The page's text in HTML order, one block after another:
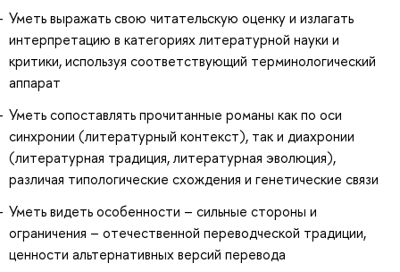
Уметь выражать свою читательскую оценку и излагать
интерпретацию в категориях литературной науки и
критики, используя соответствующий терминологический
аппарат
Уметь сопоставлять прочитанные романы как по оси
синхронии (литературный контекст), так и диахронии
(литературная традиция, литературная эволюция),
различая типологические схождения и генетические связи
Уметь видеть особенности – сильные стороны и
ограничения – отечественной переводческой традиции,
ценности альтернативных версий перевода